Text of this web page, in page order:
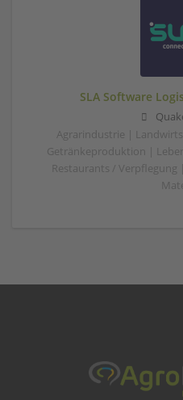
SLA Software
Agrarindustrie |
Getränkeproduktion |
Restaurants /